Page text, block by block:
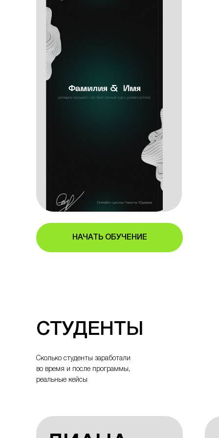
НАЧАТЬ ОБУЧЕНИЕ
СТУДЕНТЫ
Сколько студенты заработали
во время и после программы,
реальные кейсы